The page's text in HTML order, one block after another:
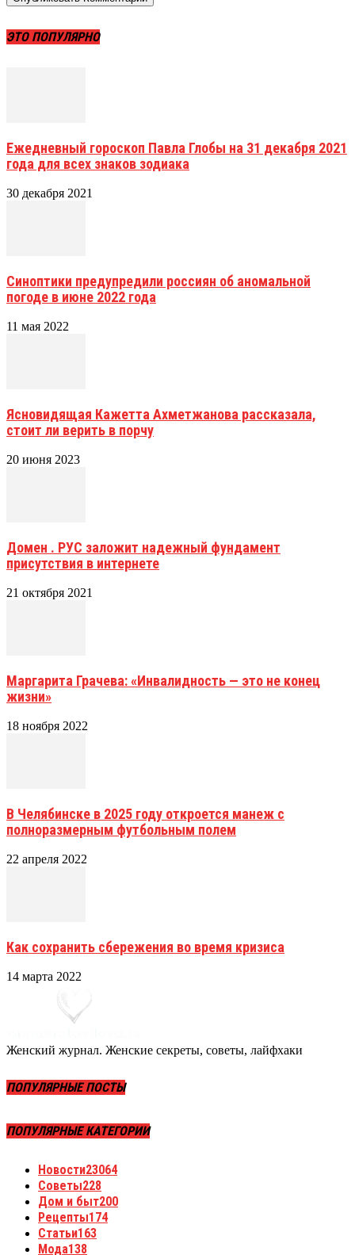
ЭТО ПОПУЛЯРНО
Ежедневный гороскоп Павла Глобы на 31 декабря 2021
года для всех знаков зодиака
30 декабря 2021
Синоптики предупредили россиян об аномальной
погоде в июне 2022 года
11 мая 2022
Ясновидящая Кажетта Ахметжанова рассказала,
стоит ли верить в порчу
20 июня 2023
Домен . РУС заложит надежный фундамент
присутствия в интернете
21 октября 2021
Маргарита Грачева: «Инвалидность — это не конец
жизни»
18 ноября 2022
В Челябинске в 2025 году откроется манеж с
полноразмерным футбольным полем
22 апреля 2022
Как сохранить сбережения во время кризиса
14 марта 2022
Женский журнал. Женские секреты, советы, лайфхаки
ПОПУЛЯРНЫЕ ПОСТЫ
ПОПУЛЯРНЫЕ КАТЕГОРИИ
Новости23064
Советы228
Дом и быт200
Рецепты174
Статьи163
Мода138